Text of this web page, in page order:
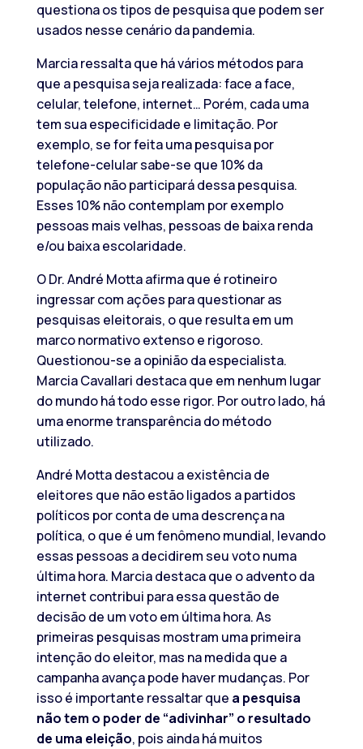
questiona os tipos de pesquisa que podem ser
usados nesse cenário da pandemia.
Marcia ressalta que há vários métodos para
que a pesquisa seja realizada: face a face,
celular, telefone, internet… Porém, cada uma
tem sua especificidade e limitação. Por
exemplo, se for feita uma pesquisa por
telefone-celular sabe-se que 10% da
população não participará dessa pesquisa.
Esses 10% não contemplam por exemplo
pessoas mais velhas, pessoas de baixa renda
e/ou baixa escolaridade.
O Dr. André Motta afirma que é rotineiro
ingressar com ações para questionar as
pesquisas eleitorais, o que resulta em um
marco normativo extenso e rigoroso.
Questionou-se a opinião da especialista.
Marcia Cavallari destaca que em nenhum lugar
do mundo há todo esse rigor. Por outro lado, há
uma enorme transparência do método
utilizado.
André Motta destacou a existência de
eleitores que não estão ligados a partidos
políticos por conta de uma descrença na
política, o que é um fenômeno mundial, levando
essas pessoas a decidirem seu voto numa
última hora. Marcia destaca que o advento da
internet contribui para essa questão de
decisão de um voto em última hora. As
primeiras pesquisas mostram uma primeira
intenção do eleitor, mas na medida que a
campanha avança pode haver mudanças. Por
isso é importante ressaltar que a pesquisa
não tem o poder de “adivinhar” o resultado
de uma eleição, pois ainda há muitos